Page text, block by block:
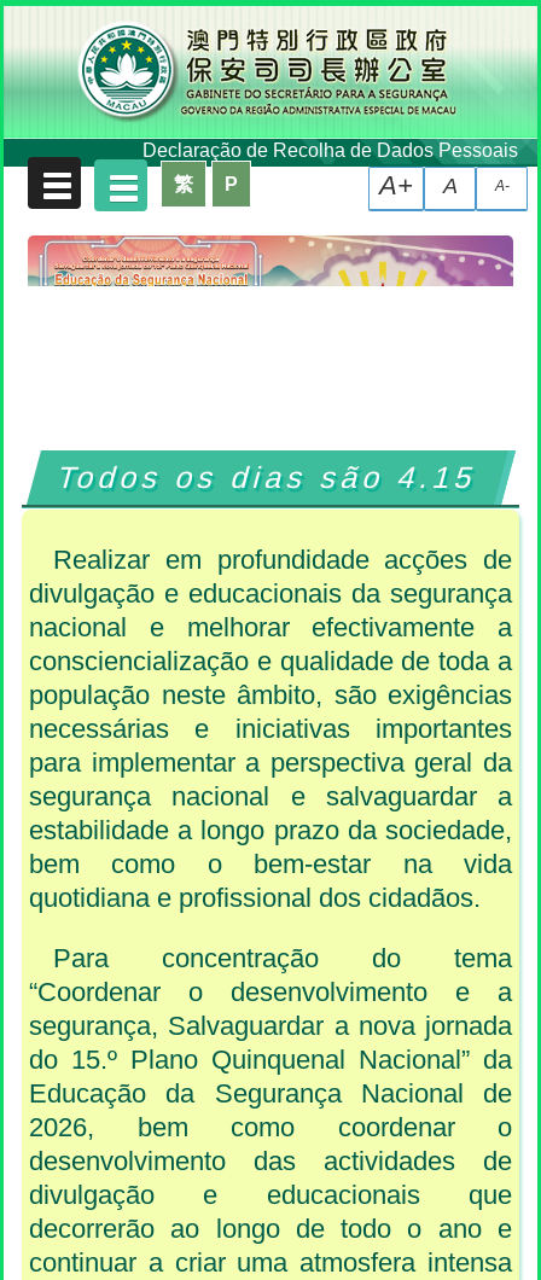
Declaração de Recolha de Dados Pessoais
A-
A
A+
繁 P
Todos os dias são 4.15
Realizar em profundidade acções de
divulgação e educacionais da segurança
nacional e melhorar efectivamente a
consciencialização e qualidade de toda a
população neste âmbito, são exigências
necessárias e iniciativas importantes
para implementar a perspectiva geral da
segurança nacional e salvaguardar a
estabilidade a longo prazo da sociedade,
bem como o bem-estar na vida
quotidiana e profissional dos cidadãos.
Para concentração do tema
“Coordenar o desenvolvimento e a
segurança, Salvaguardar a nova jornada
do 15.º Plano Quinquenal Nacional” da
Educação da Segurança Nacional de
2026, bem como coordenar o
desenvolvimento das actividades de
divulgação e educacionais que
decorrerão ao longo de todo o ano e
continuar a criar uma atmosfera intensa